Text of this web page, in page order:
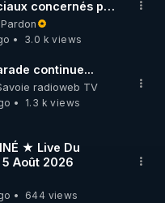
SUR ODYSEE
aussi sur la
concernés par
dans toute la
3.0 k views
continue...
radioweb TV
1.3 k views
★ Live Du
Août 2026
644 views